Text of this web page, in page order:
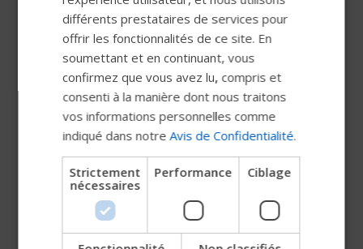
Progeo Duke Brochure
Progeo Ego Brochure
Progeo Exelle Brochure
Progeo Exelle Vario Brochure
DUTCH
GERMAN
DANISH
NORWEGIAN
CHINESE (SIMPLIFIED)
SPANISH
différents prestataires de services pour
offrir les fonctionnalités de ce site. En
soumettant et en continuant, vous
confirmez que vous avez lu, compris et
consenti à la manière dont nous traitons
vos informations personnelles comme
indiqué dans notreAvis de Confidentialité.
Strictement
nécessaires
Performance Ciblage